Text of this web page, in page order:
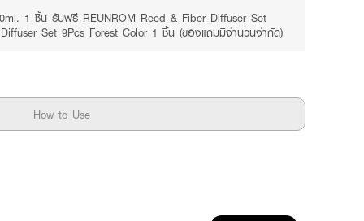
1 ชิ้น รับฟรี REUNROM Reed & Fiber Diffuser Set
Set 9Pcs Forest Color 1 ชิ้น (ของแถมมีจำนวนจำกัด)
How to Use